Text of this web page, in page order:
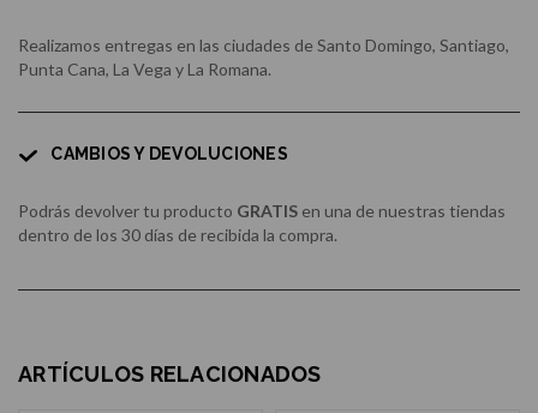
Realizamos entregas en las ciudades de Santo Domingo, Santiago,
Punta Cana, La Vega y La Romana.
CAMBIOS Y DEVOLUCIONES
Podrás devolver tu producto GRATIS en una de nuestras tiendas
dentro de los 30 días de recibida la compra.
ARTÍCULOS RELACIONADOS